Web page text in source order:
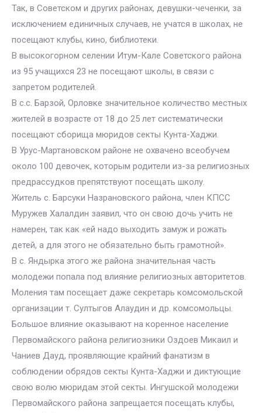
Так, в Советском и других районах, девушки-чеченки, за
исключением единичных случаев, не учатся в школах, не
посещают клубы, кино, библиотеки.
В высокогорном селении Итум-Кале Советского района
из 95 учащихся 23 не посещают школы, в связи с
запретом родителей.
В с.с. Барзой, Орловке значительное количество местных
жителей в возрасте от 18 до 25 лет систематически
посещают сборища мюридов секты Кунта-Хаджи.
В Урус-Мартановском районе не охвачено всеобучем
около 100 девочек, которым родители из-за религиозных
предрассудков препятствуют посещать школу.
Житель с. Барсуки Назрановского района, член КПСС
Муружев Халалдин заявил, что он свою дочь учить не
намерен, так как «ей надо выходить замуж и рожать
детей, а для этого не обязательно быть грамотной».
В с. Яндырка этого же района значительная часть
молодежи попала под влияние религиозных авторитетов.
Моления там посещает даже секретарь комсомольской
организации т. Султыгов Алаудин и др. комсомольцы.
Большое влияние оказывают на коренное население
Первомайского района религиозники Оздоев Микаил и
Чаниев Дауд, проявляющие крайний фанатизм в
соблюдении обрядов секты Кунта-Хаджи и диктующие
свою волю мюридам этой секты. Ингушской молодежи
Первомайского района запрещается посещать клубы,